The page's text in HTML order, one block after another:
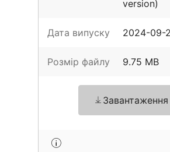
version)
Дата випуску 2024-09-
Розмір файлу 9.75 MB
Завантаження